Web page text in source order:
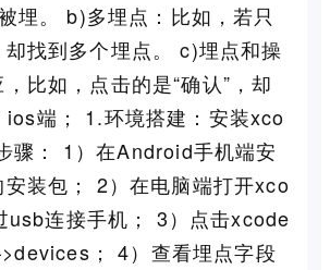
埋。 b)多埋点：比如，若只
找到多个埋点。 c)埋点和操
比如，点击的是“确认”，却
ios端； 1.环境搭建：安装xco
骤： 1）在Android手机端安
装包； 2）在电脑端打开xco
usb连接手机； 3）点击xcode
； 4）查看埋点字段